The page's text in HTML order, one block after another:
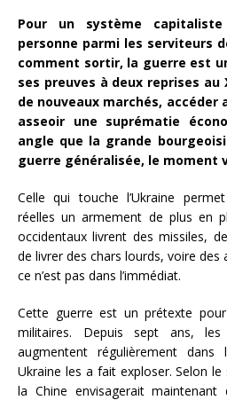
Pour un système
personne parmi les serviteurs
comment sortir, la guerre est
ses preuves à deux reprises au
de nouveaux marchés, accéder
asseoir une suprématie
angle que la grande
guerre généralisée, le moment
Celle qui touche l’Ukraine
réelles un armement de plus en
occidentaux livrent des missiles,
de livrer des chars lourds, voire
ce n’est pas dans l’immédiat.
Cette guerre est un prétexte
militaires. Depuis sept ans, les
augmentent régulièrement
Ukraine les a fait exploser. Selon le
la Chine envisagerait